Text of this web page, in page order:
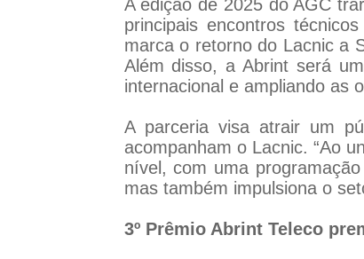
A edição de 2025 do AGC
principais encontros
marca o retorno do Lacnic a
Além disso, a Abrint será
internacional e ampliando as
A parceria visa atrair um
acompanham o Lacnic. “Ao
nível, com uma
mas também impulsiona o
3º Prêmio Abrint Teleco